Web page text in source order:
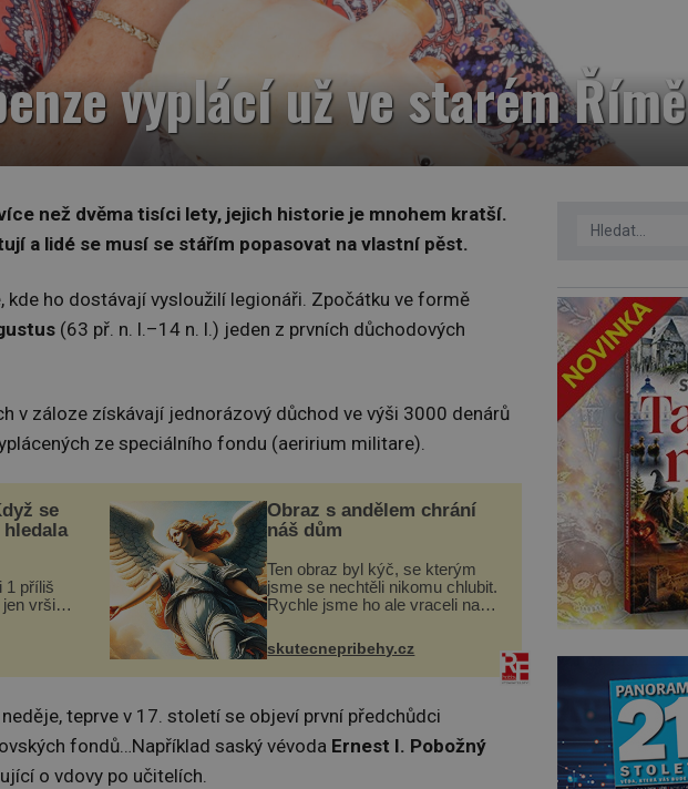
vyplácí už ve starém Římě
než dvěma tisíci lety, jejich historie je mnohem kratší.
a lidé se musí se stářím popasovat na vlastní pěst.
kde ho dostávají vysloužilí legionáři. Zpočátku ve formě
(63 př. n. l.–14 n. l.) jeden z prvních důchodových
v záloze získávají jednorázový důchod ve výši 3000 denárů
ze speciálního fondu (aeririum militare).
se
hledala
1 příliš
vršily.
Obraz s andělem chrání
náš dům
Ten obraz byl kýč, se kterým
jsme se nechtěli nikomu chlubit.
Rychle jsme ho ale vraceli na
Vaškem jsme si pořídili
chaloupku, takový domek na
severu Čech, kde jsme si
skutecnepribehy.cz
teprve v 17. století se objeví první předchůdci
fondů…Například saský vévoda Ernest I. Pobožný
o vdovy po učitelích.